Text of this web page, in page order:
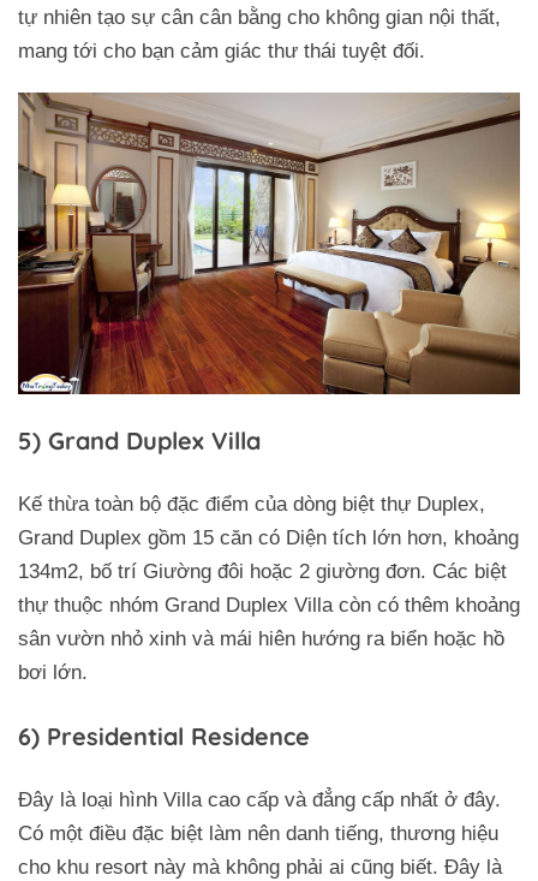
tự nhiên tạo sự cân cân bằng cho không gian nội thất,
mang tới cho bạn cảm giác thư thái tuyệt đối.
5) Grand Duplex Villa
Kế thừa toàn bộ đặc điểm của dòng biệt thự Duplex,
Grand Duplex gồm 15 căn có Diện tích lớn hơn, khoảng
134m2, bố trí Giường đôi hoặc 2 giường đơn. Các biệt
thự thuộc nhóm Grand Duplex Villa còn có thêm khoảng
sân vườn nhỏ xinh và mái hiên hướng ra biển hoặc hồ
bơi lớn.
6) Presidential Residence
Đây là loại hình Villa cao cấp và đẳng cấp nhất ở đây.
Có một điều đặc biệt làm nên danh tiếng, thương hiệu
cho khu resort này mà không phải ai cũng biết. Đây là